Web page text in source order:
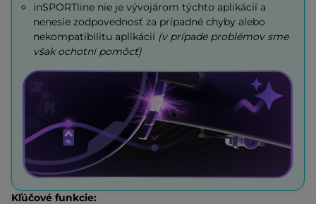
inSPORTline nie je vývojárom týchto aplikácií a
nenesie zodpovednosť za prípadné chyby alebo
nekompatibilitu aplikácií (v prípade problémov sme
však ochotní pomôcť)
Kľúčové funkcie: